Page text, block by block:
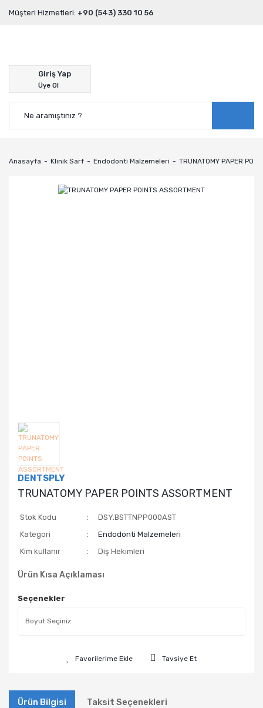
Müşteri Hizmetleri: +90 (543) 330 10 56
Giriş Yap
Üye Ol
Anasayfa Klinik Sarf Endodonti Malzemeleri TRUNATOMY PAPER
DENTSPLY
TRUNATOMY PAPER POINTS ASSORTMENT
Stok Kodu
DSY.BSTTNPP000AST
Kategori
Endodonti Malzemeleri
Kim kullanır
Diş Hekimleri
Ürün Kısa Açıklaması
Seçenekler
Tavsiye Et
Ürün Bilgisi Taksit Seçenekleri